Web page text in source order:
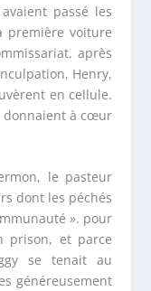
passé les
première voiture
après
Henry,
en cellule.
donnaient à cœur
le pasteur
dont les péchés
». pour
prison, et parce
se tenait au
généreusement